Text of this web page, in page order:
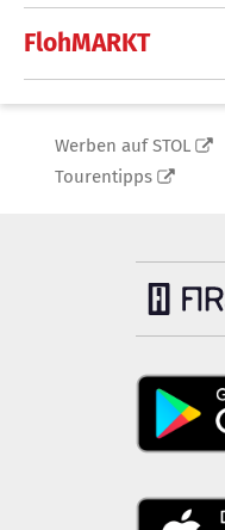
FlohMARKT
Werben auf STOL
Tourentipps